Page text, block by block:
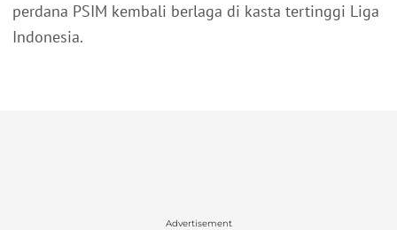
perdana PSIM kembali berlaga di kasta tertinggi Liga
Indonesia.
Advertisement